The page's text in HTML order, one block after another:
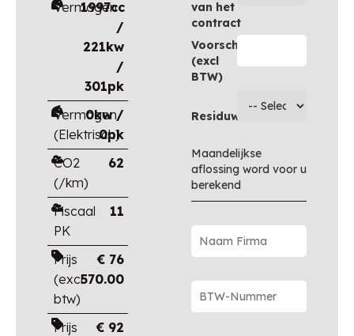
Vermogen
1997cc
/
221kw
/
301pk
Vermogen
(Elektrisch)
0kw /
0pk
CO2
(/km)
62
Fiscaal
PK
11
Prijs
(excl.
btw)
€ 76
570.00
Prijs
€ 92
van het
contract
Voorschot
(excl
BTW)
Residuwaarde
Maandelijkse
aflossing word voor u
berekend